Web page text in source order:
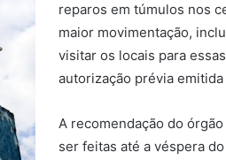
reparos em túmulos nos
maior movimentação,
visitar os locais para
autorização prévia emitida
A recomendação do
ser feitas até a véspera